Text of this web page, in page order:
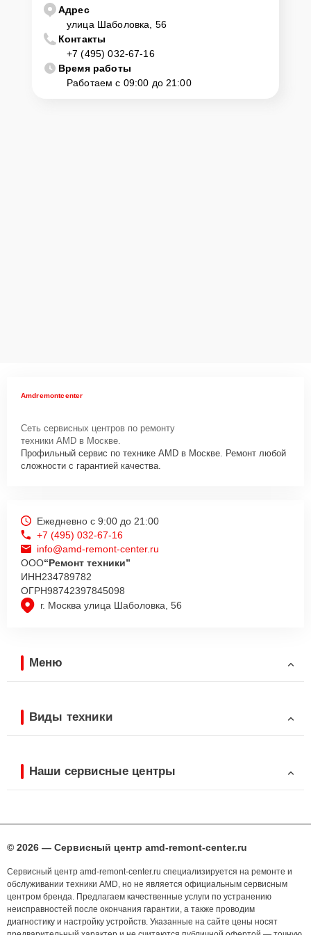
телефону горячей линии: +7 (495) 032-67-16. Наши специалисты
оперативно проконсультируют по всем необходимым вопросам,
запишут на диагностику, подскажут с вариантами курьерской
доставки или оформят выезд мастера в удобное время и место.
Адрес
улица Шаболовка, 56
Контакты
+7 (495) 032-67-16
Время работы
Работаем с 09:00 до 21:00
Amdremontcenter
Сеть сервисных центров по ремонту
техники AMD в Москве.
Профильный сервис по технике AMD в Москве. Ремонт любой
сложности с гарантией качества.
г. Москва улица Шаболовка, 56
Ежедневно с 9:00 до 21:00
+7 (495) 032-67-16
info@amd-remont-center.ru
ООО“Ремонт техники”
ИНН234789782
ОГРН98742397845098
Меню
Виды техники
Наши сервисные центры
© 2026 — Сервисный центр amd-remont-center.ru
Сервисный центр amd-remont-center.ru специализируется на ремонте и
обслуживании техники AMD, но не является официальным сервисным
центром бренда. Предлагаем качественные услуги по устранению
неисправностей после окончания гарантии, а также проводим
диагностику и настройку устройств. Указанные на сайте цены носят